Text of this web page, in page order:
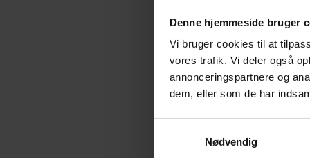
Denne hjemmeside bruger
Vi bruger cookies til at
vores trafik. Vi deler også
annonceringspartnere og
dem, eller som de har
Nødvendig